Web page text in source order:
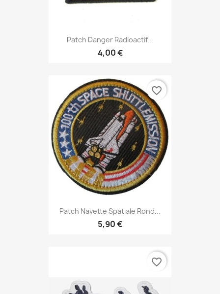
Patch Danger Radioactif...
4,00 €
Patch Navette Spatiale Rond...
5,90 €
favorite_border
favorite_border